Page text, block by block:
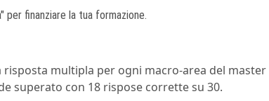
per finanziare la tua formazione.
multipla per ogni macro-area del master
superato con 18 rispose corrette su 30.